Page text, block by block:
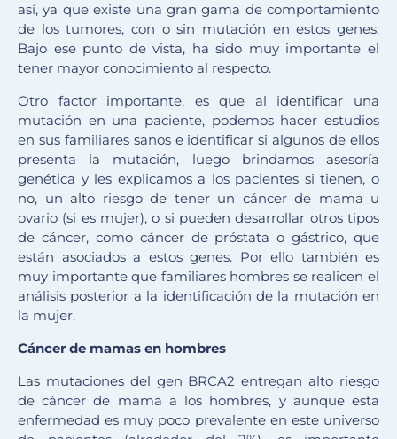
así, ya que existe una gran gama de comportamiento
de los tumores, con o sin mutación en estos genes.
Bajo ese punto de vista, ha sido muy importante el
tener mayor conocimiento al respecto.
Otro factor importante, es que al identificar una
mutación en una paciente, podemos hacer estudios
en sus familiares sanos e identificar si algunos de ellos
presenta la mutación, luego brindamos asesoría
genética y les explicamos a los pacientes si tienen, o
no, un alto riesgo de tener un cáncer de mama u
ovario (si es mujer), o si pueden desarrollar otros tipos
de cáncer, como cáncer de próstata o gástrico, que
están asociados a estos genes. Por ello también es
muy importante que familiares hombres se realicen el
análisis posterior a la identificación de la mutación en
la mujer.
Cáncer de mamas en hombres
Las mutaciones del gen BRCA2 entregan alto riesgo
de cáncer de mama a los hombres, y aunque esta
enfermedad es muy poco prevalente en este universo